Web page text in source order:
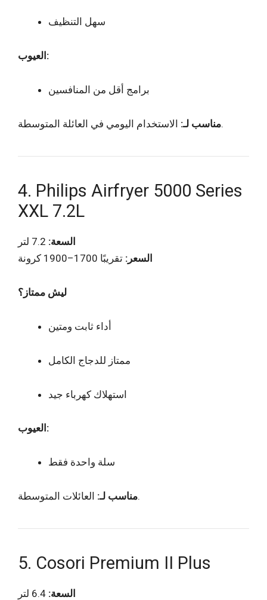
سهل التنظيف
العيوب:
برامج أقل من المنافسين
مناسب لـ:الاستخدام اليومي في العائلة المتوسطة.
4. Philips Airfryer 5000 Series
XXL 7.2L
السعة:
السعر: تقريبًا 1700–1900 كرونة
ليش ممتاز؟
أداء ثابت ومتين
ممتاز للدجاج الكامل
استهلاك كهرباء جيد
العيوب:
سلة واحدة فقط
مناسب لـ:العائلات المتوسطة.
5. Cosori Premium II Plus
السعة: